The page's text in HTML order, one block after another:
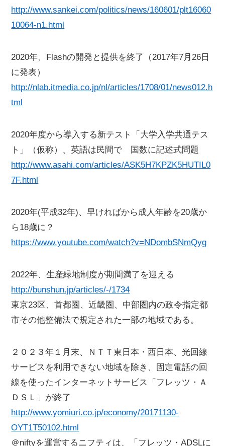
http://www.sankei.com/politics/news/160601/plt16060
10064-n1.html
2020年、Flashの開発と提供を終了（2017年7月26日
に発表）
http://nlab.itmedia.co.jp/nl/articles/1708/01/news012.h
tml
2020年度から導入する新テスト「大学入学共通テス
ト」（仮称）、英語は民間で 国数に記述式問題
http://www.asahi.com/articles/ASK5H7KPZK5HUTIL0
7F.html
2020年(平成32年)、早ければから成人年齢を20歳か
ら18歳に？
https://www.youtube.com/watch?v=NDombSNmQyg
2022年、生産緑地制度が期間満了を迎える
http://bunshun.jp/articles/-/1734
東京23区、首都圏、近畿圏、中部圏内の政令指定都
市その他整備法で規定された一部の地域である。
２０２３年１月末、ＮＴＴ東日本・西日本、光回線
サービスを利用できない地域を除き、固定電話の回
線を使ったインターネットサービス「フレッツ・Ａ
ＤＳＬ」が終了
http://www.yomiuri.co.jp/economy/20171130-
OYT1T50102.html
＠niftyを運営するニフティは、「フレッツ・ADSLに